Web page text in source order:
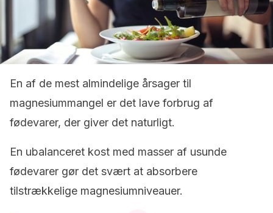
En af de mest almindelige årsager til
magnesiummangel er det lave forbrug af
fødevarer, der giver det naturligt.
En ubalanceret kost med masser af usunde
fødevarer gør det svært at absorbere
tilstrækkelige magnesiumniveauer.